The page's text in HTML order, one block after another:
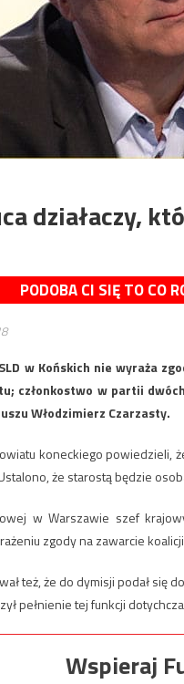
działaczy,
PODOBA CI SIĘ TO CO
w Końskich nie wyraża
członkostwo w partii
Włodzimierz Czarzasty.
koneckiego
że starostą będzie
w Warszawie szef
zgody na zawarcie koalicji
też, że do dymisji podał się
pełnienie tej funkcji
Wspieraj